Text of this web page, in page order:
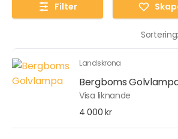
Filter
Sortering:
Landskrona
Bergboms
Visa liknande
4 000 kr